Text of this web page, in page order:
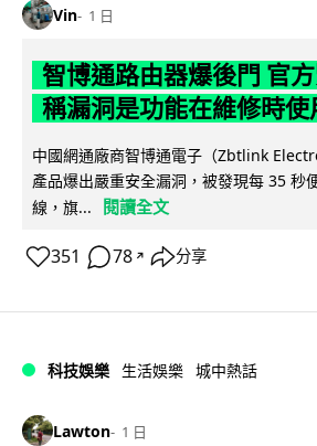
Vin 1 日
智博通路由器爆後門 官
稱漏洞是功能在維修時使
中國網通廠商智博通電子（Zbtlink
產品爆出嚴重安全漏洞，被發現每 35 秒
線，旗...
閱讀全文
351 78 ↗ 分享
科技娛樂 生活娛樂 城中熱話
Lawton 1 日